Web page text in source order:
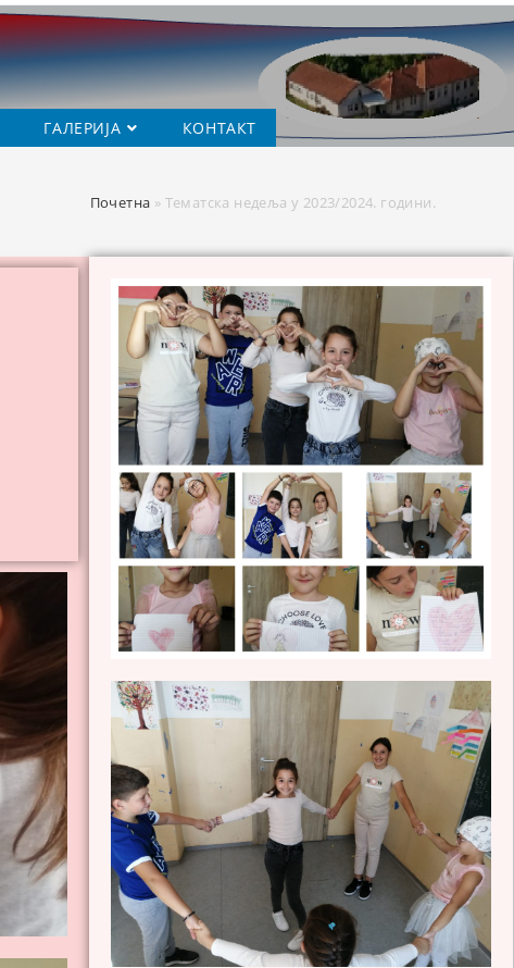
ГАЛЕРИЈА КОНТАКТ
Почетна » Тематска недеља у 2023/2024. години.